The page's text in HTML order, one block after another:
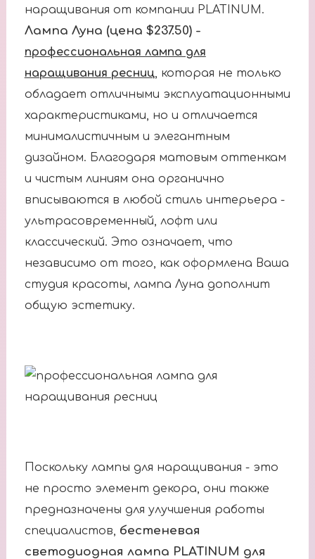
наращивания от компании PLATINUM.
Лампа Луна (цена $237.50) -
профессиональная лампа для
наращивания ресниц, которая не только
обладает отличными эксплуатационными
характеристиками, но и отличается
минималистичным и элегантным
дизайном. Благодаря матовым оттенкам
и чистым линиям она органично
вписываются в любой стиль интерьера -
ультрасовременный, лофт или
классический. Это означает, что
независимо от того, как оформлена Ваша
студия красоты, лампа Луна дополнит
общую эстетику.
Поскольку лампы для наращивания - это
не просто элемент декора, они также
предназначены для улучшения работы
специалистов, бестеневая
светодиодная лампа PLATINUM для